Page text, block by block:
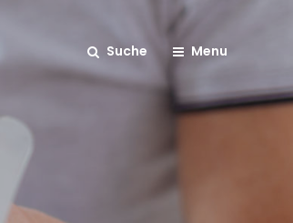
Suche Menu